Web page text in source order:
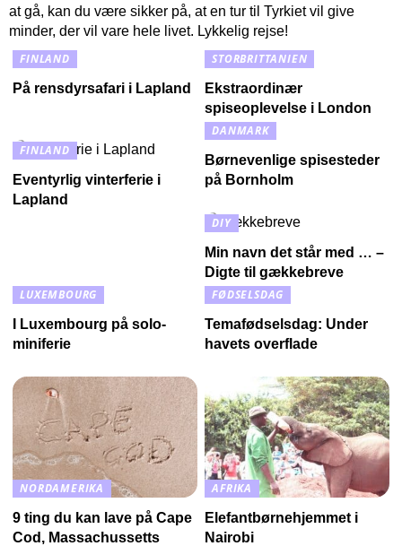
at gå, kan du være sikker på, at en tur til Tyrkiet vil give
minder, der vil vare hele livet. Lykkelig rejse!
FINLAND
På rensdyrsafari i Lapland
STORBRITTANIEN
Ekstraordinær
spiseoplevelse i London
FINLAND
Eventyrlig vinterferie i
Lapland
DANMARK
Børnevenlige spisesteder
på Bornholm
DIY
Min navn det står med … –
Digte til gækkebreve
LUXEMBOURG
I Luxembourg på solo-
miniferie
FØDSELSDAG
Temafødselsdag: Under
havets overflade
NORDAMERIKA
9 ting du kan lave på Cape
Cod, Massachussetts
AFRIKA
Elefantbørnehjemmet i
Nairobi